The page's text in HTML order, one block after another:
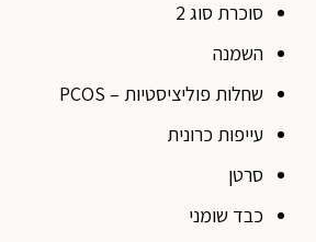
סוכרת סוג 2
השמנה
שחלות פוליציסטיות – PCOS
עייפות כרונית
סרטן
כבד שומני